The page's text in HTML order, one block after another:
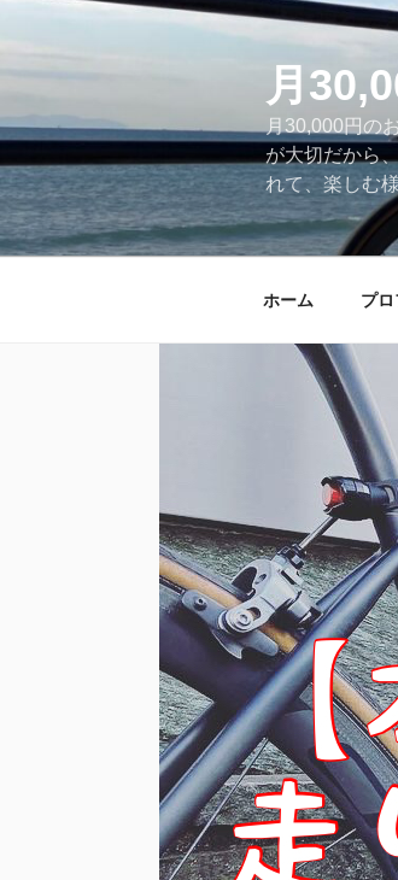
テ
ツ
ス
キ
ッ
月
月30,000円の
が大切だから
れて、楽しむ
ホーム プ